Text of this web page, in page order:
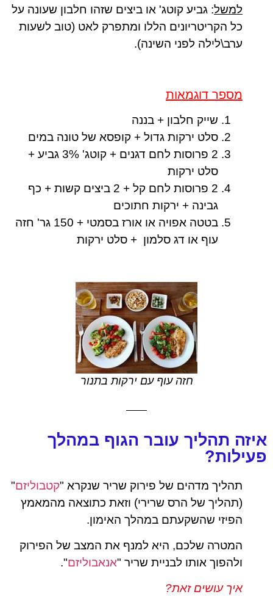
למשל: גביע קוטג' או ביצים שזהו חלבון שעונה על
כל הקריטריונים הללו ומתפרק לאט (טוב לשעות
ערב\לילה לפני השינה).
מספר דוגמאות
שייק חלבון + בננה
סלט ירקות גדול + קופסא של טונה במים
2 פרוסות לחם דגנים + קוטג' 3% גביע +
סלט ירקות
2 פרוסות לחם קל + 2 ביצים קשות + כף
גבינה + ירקות חתוכים
בטטה אפויה או אורז בסמטי + 150 גר' חזה
עוף או דג סלמון + סלט ירקות
חזה עוף עם ירקות בתנור
איזה תהליך עובר הגוף במהלך
פעילות?
תהליך מדהים של פירוק שריר שנקרא "קטבוליזם"
(תהליך של הרס שרירי) וזאת כתוצאה מהמאמץ
הפיזי שהשקעתם במהלך האימון.
המטרה שלכם, היא למנף את המצב של הפירוק
ולהפוך אותו לבניית שריר "אנאבוליזם".
איך עושים זאת?